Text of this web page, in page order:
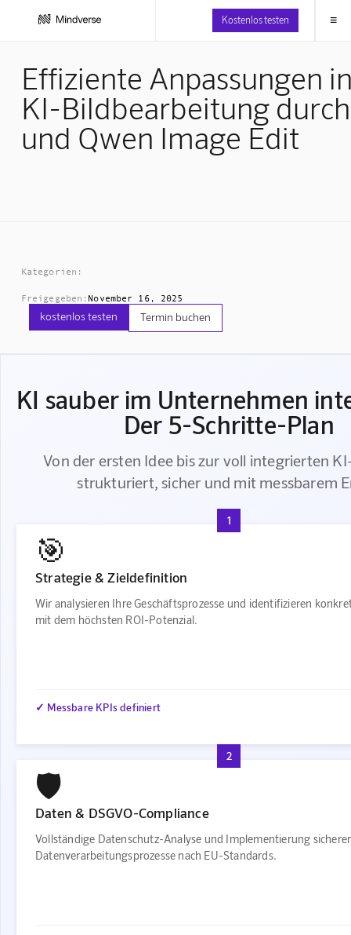
Kostenlos testen ≡
Effiziente Anpassungen
KI-Bildbearbeitung
und Qwen Image Edit
Kategorien:
Freigegeben: November 16, 2025
kostenlos testen Termin buchen
KI sauber im Unternehmen
Der 5-Schritte-Plan
Von der ersten Idee bis zur voll integrierten
strukturiert, sicher und mit messbarem
1
🎯
Strategie & Zieldefinition
Wir analysieren Ihre Geschäftsprozesse und identifizieren
mit dem höchsten ROI-Potenzial.
✓ Messbare KPIs definiert
2
🛡️
Daten & DSGVO-Compliance
Vollständige Datenschutz-Analyse und Implementierung sicherer
Datenverarbeitungsprozesse nach EU-Standards.